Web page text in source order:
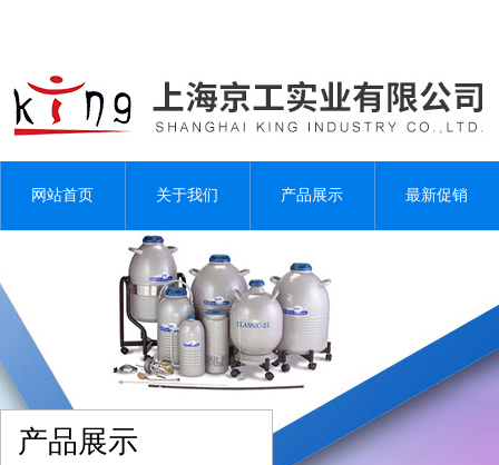
网站首页 关于我们 产品展示 最新促销
产品展示